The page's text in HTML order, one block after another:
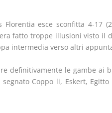
Florentia esce sconfitta 4-17
fatto troppe illusioni visto il
intermedia verso altri
definitivamente le gambe
Coppo li, Eskert,